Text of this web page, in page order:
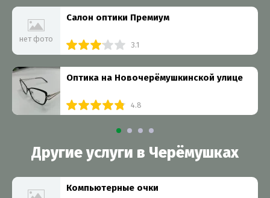
нет фото
Салон оптики Премиум
3.1
Оптика на Новочерёмушкинской улице
4.8
Другие услуги в Черёмушках
Компьютерные очки